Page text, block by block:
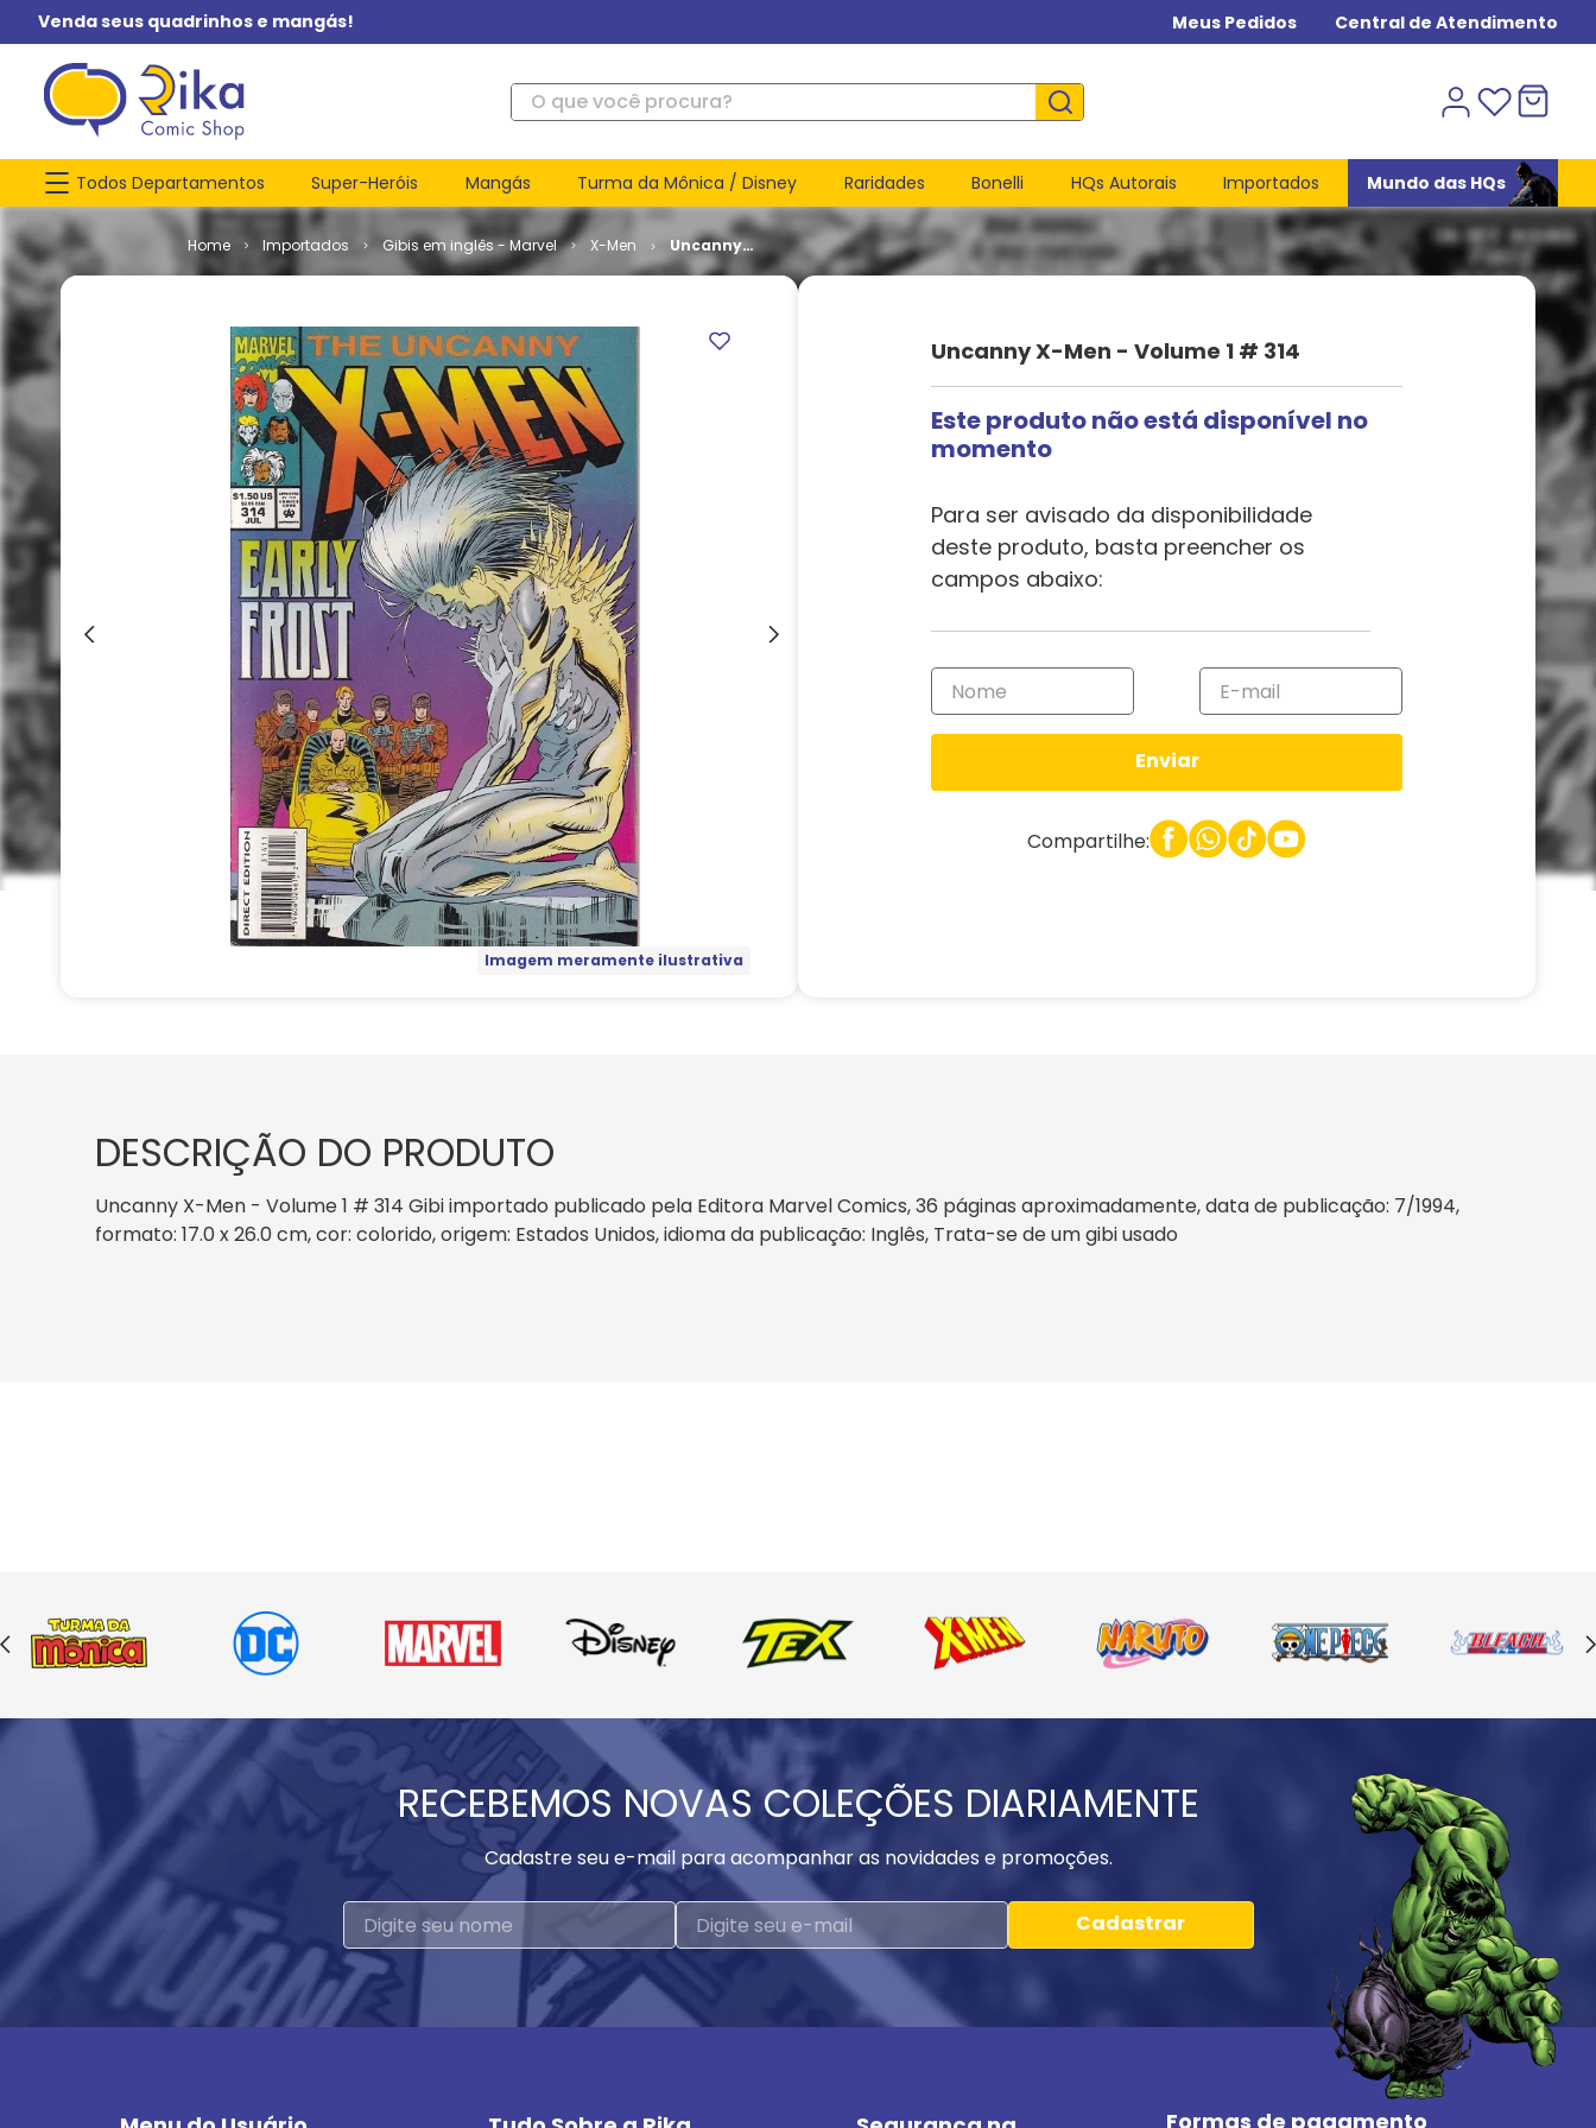
Venda seus quadrinhos e mangás! Meus Pedidos Central de Atendimento
O que você procura?
Todos Departamentos Super-Heróis Mangás Turma da Mônica / Disney Raridades Bonelli HQs Autorais Importados Mundo das HQs
Importados Gibis em inglês - Marvel X-Men
Uncanny
X-Men -
Imagem meramente ilustrativa
Uncanny X-Men - Volume 1 # 314
Este produto não está disponível no
momento
Para ser avisado da disponibilidade
deste produto, basta preencher os
campos abaixo:
Enviar
Compartilhe:
DESCRIÇÃO DO PRODUTO
Uncanny X-Men - Volume 1 # 314 Gibi importado publicado pela Editora Marvel Comics, 36 páginas aproximadamente, data de publicação: 7/1994,
formato: 17.0 x 26.0 cm, cor: colorido, origem: Estados Unidos, idioma da publicação: Inglês, Trata-se de um gibi usado
RECEBEMOS NOVAS COLEÇÕES DIARIAMENTE
Cadastre seu e-mail para acompanhar as novidades e promoções.
Cadastrar
Formas de pagamento